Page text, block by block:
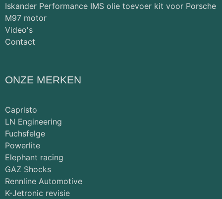
Iskander Performance IMS olie toevoer kit voor Porsche
M97 motor
Video's
Contact
ONZE MERKEN
Capristo
LN Engineering
Fuchsfelge
Powerlite
Elephant racing
GAZ Shocks
Rennline Automotive
K-Jetronic revisie